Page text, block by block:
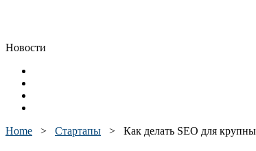
Новости
Home > Стартапы > Как делать SEO для